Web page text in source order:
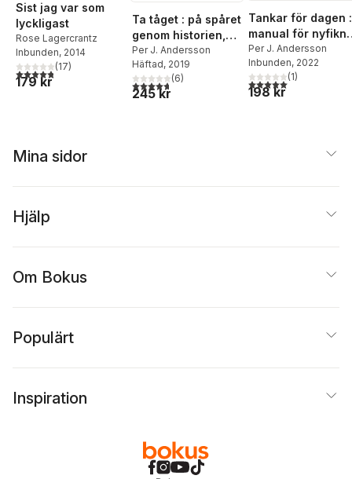
Sist jag var som
lyckligast
Rose Lagercrantz
Inbunden, 2014
4,8utav 5 stjärnor. Totalt antal röster:
(17)
179 kr
Ta tåget : på spåret
genom historien,
samtiden och
framtiden
Per J. Andersson
Häftad, 2019
4,7utav 5 stjärnor. Totalt antal röster:
(6)
245 kr
Tankar för dagen :
manual för
resenärer
Per J. Andersson
Inbunden, 2022
5,0utav 5 stjärnor.
(1)
198 kr
Mina sidor
Hjälp
Om Bokus
Populärt
Inspiration